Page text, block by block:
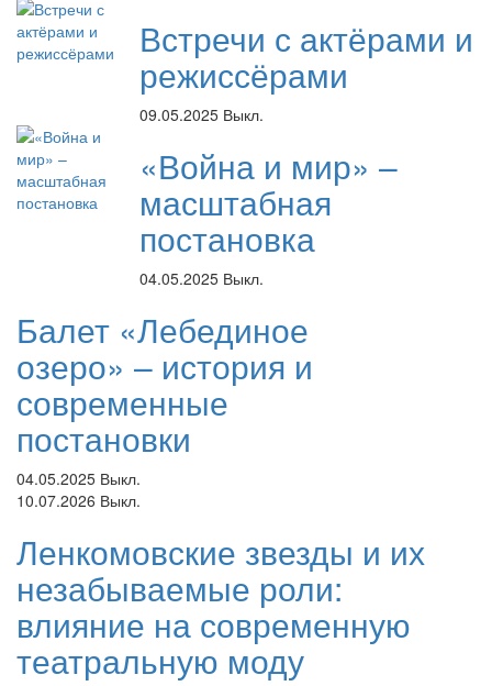
Встречи с актёрами и
режиссёрами
09.05.2025 Выкл.
«Война и мир» –
масштабная
постановка
04.05.2025 Выкл.
Балет «Лебединое
озеро» – история и
современные
постановки
04.05.2025 Выкл.
10.07.2026 Выкл.
Ленкомовские звезды и их
незабываемые роли:
влияние на современную
театральную моду